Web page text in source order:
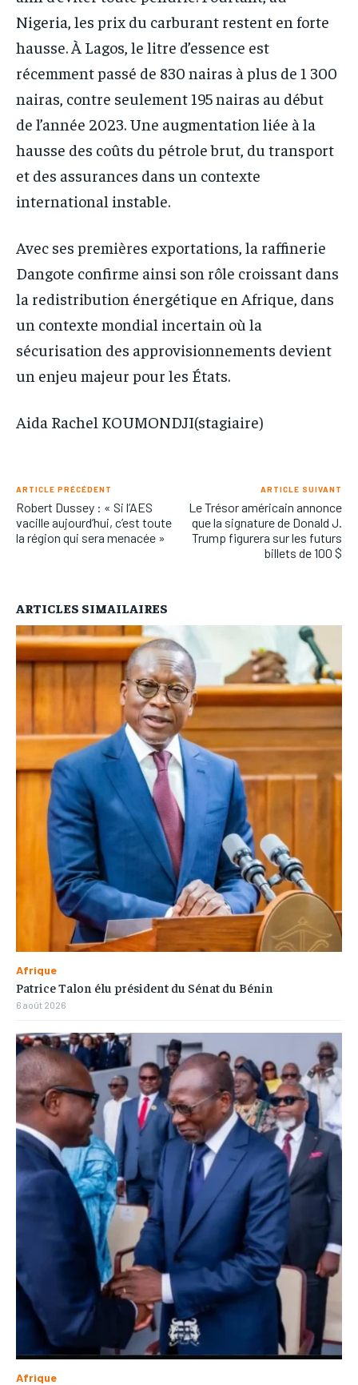
Nigeria, les prix du carburant restent en forte
hausse. À Lagos, le litre d’essence est
récemment passé de 830 nairas à plus de 1 300
nairas, contre seulement 195 nairas au début
de l’année 2023. Une augmentation liée à la
hausse des coûts du pétrole brut, du transport
et des assurances dans un contexte
international instable.
Avec ses premières exportations, la raffinerie
Dangote confirme ainsi son rôle croissant dans
la redistribution énergétique en Afrique, dans
un contexte mondial incertain où la
sécurisation des approvisionnements devient
un enjeu majeur pour les États.
Aida Rachel KOUMONDJI(stagiaire)
ARTICLE PRÉCÉDENT
Robert Dussey : « Si l’AES
vacille aujourd’hui, c’est toute
la région qui sera menacée »
ARTICLE SUIVANT
Le Trésor américain annonce
que la signature de Donald J.
Trump figurera sur les futurs
billets de 100 $
ARTICLES SIMAILAIRES
Afrique
Patrice Talon élu président du Sénat du Bénin
6 août 2026
Afrique